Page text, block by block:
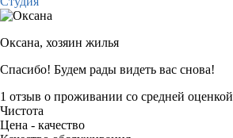
Оксана, хозяин жилья
Спасибо! Будем рады видеть вас снова!
1 отзыв о проживании со средней оценкой
Чистота
Цена - качество